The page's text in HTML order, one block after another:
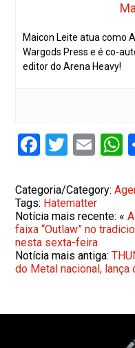
Maicon Leite atua como
Wargods Press e é co-
editor do Arena Heavy!
Facebook
Twitter
Categoria/Category:
Tags: Hatematter
Notícia mais recente: «
faixa “Outlaw” no
nesta sexta-feira
Notícia mais antiga:
do Metal nacional, lança